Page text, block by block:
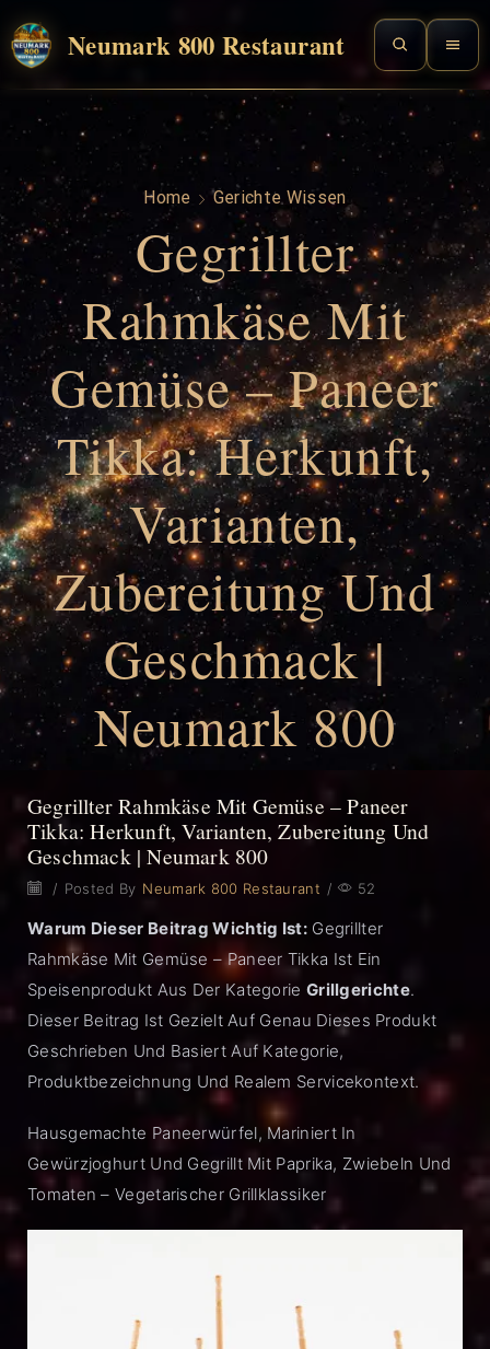
Neumark 800 Restaurant
Home Gerichte Wissen
Gegrillter
Rahmkäse Mit
Gemüse – Paneer
Tikka: Herkunft,
Varianten,
Zubereitung Und
Geschmack |
Neumark 800
Gegrillter Rahmkäse Mit Gemüse – Paneer
Tikka: Herkunft, Varianten, Zubereitung Und
Geschmack | Neumark 800
/ Posted By Neumark 800 Restaurant / 52
Warum Dieser Beitrag Wichtig Ist:Gegrillter
Rahmkäse Mit Gemüse – Paneer Tikka Ist Ein
Speisenprodukt Aus Der Kategorie Grillgerichte.
Dieser Beitrag Ist Gezielt Auf Genau Dieses Produkt
Geschrieben Und Basiert Auf Kategorie,
Produktbezeichnung Und Realem Servicekontext.
Hausgemachte Paneerwürfel, Mariniert In
Gewürzjoghurt Und Gegrillt Mit Paprika, Zwiebeln Und
Tomaten – Vegetarischer Grillklassiker